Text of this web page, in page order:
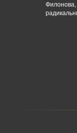
Филонова,